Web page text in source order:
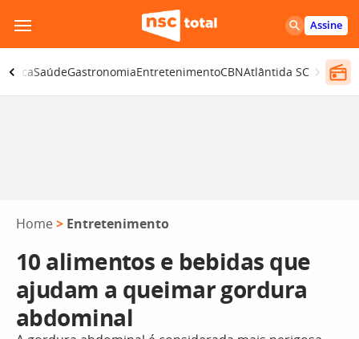
para
o
conteúdo
Assine
SaúdeGastronomiaEntretenimentoCBNAtlântida SC
Home > Entretenimento
10 alimentos e bebidas que
ajudam a queimar gordura
abdominal